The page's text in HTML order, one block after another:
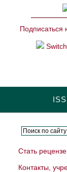
Подписаться
Стать
Контакты,